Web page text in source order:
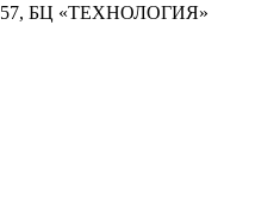
БЦ «ТЕХНОЛОГИЯ»